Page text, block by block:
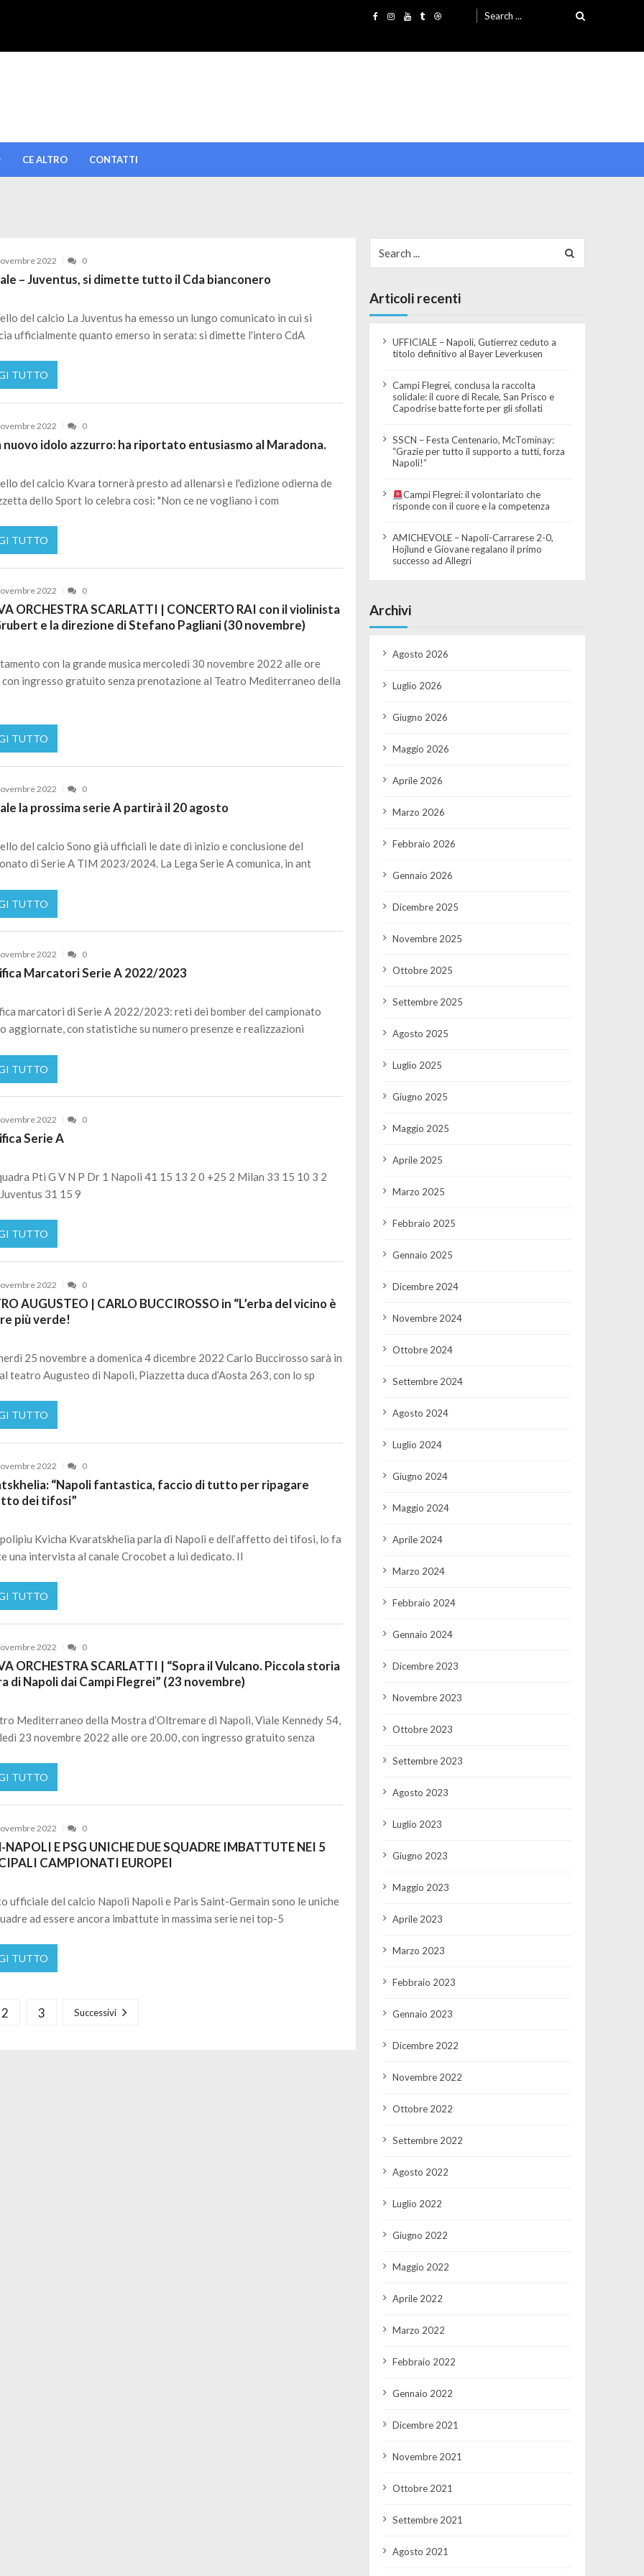
Search for:
CE ALTRO CONTATTI
2022 0
– Juventus, si dimette tutto il Cda bianconero
del calcio La Juventus ha emesso un lungo comunicato in cui si
ufficialmente quanto emerso in serata: si dimette l'intero CdA
TUTTO
2022 0
nuovo idolo azzurro: ha riportato entusiasmo al Maradona.
del calcio Kvara tornerà presto ad allenarsi e l'edizione odierna de
dello Sport lo celebra così: "Non ce ne vogliano i com
TUTTO
2022 0
ORCHESTRA SCARLATTI | CONCERTO RAI con il violinista
e la direzione di Stefano Pagliani (30 novembre)
con la grande musica mercoledì 30 novembre 2022 alle ore
con ingresso gratuito senza prenotazione al Teatro Mediterraneo della
TUTTO
2022 0
la prossima serie A partirà il 20 agosto
del calcio Sono già ufficiali le date di inizio e conclusione del
di Serie A TIM 2023/2024. La Lega Serie A comunica, in ant
TUTTO
2022 0
Marcatori Serie A 2022/2023
marcatori di Serie A 2022/2023: reti dei bomber del campionato
aggiornate, con statistiche su numero presenze e realizzazioni
TUTTO
2022 0
Serie A
Pti G V N P Dr 1 Napoli 41 15 13 2 0 +25 2 Milan 33 15 10 3 2
31 15 9
TUTTO
2022 0
AUGUSTEO | CARLO BUCCIROSSO in “L’erba del vicino è
più verde!
25 novembre a domenica 4 dicembre 2022 Carlo Buccirosso sarà in
teatro Augusteo di Napoli, Piazzetta duca d’Aosta 263, con lo sp
TUTTO
2022 0
“Napoli fantastica, faccio di tutto per ripagare
dei tifosi”
Kvicha Kvaratskhelia parla di Napoli e dell’affetto dei tifosi, lo fa
una intervista al canale Crocobet a lui dedicato. Il
TUTTO
2022 0
ORCHESTRA SCARLATTI | “Sopra il Vulcano. Piccola storia
di Napoli dai Campi Flegrei” (23 novembre)
Mediterraneo della Mostra d’Oltremare di Napoli, Viale Kennedy 54,
23 novembre 2022 alle ore 20.00, con ingresso gratuito senza
TUTTO
2022 0
NAPOLI E PSG UNICHE DUE SQUADRE IMBATTUTE NEI 5
CAMPIONATI EUROPEI
ufficiale del calcio Napoli Napoli e Paris Saint-Germain sono le uniche
ad essere ancora imbattute in massima serie nei top-5
TUTTO
2 3 Successivi
Articoli recenti
UFFICIALE – Napoli, Gutierrez ceduto a
titolo definitivo al Bayer Leverkusen
Campi Flegrei, conclusa la raccolta
solidale: il cuore di Recale, San Prisco e
Capodrise batte forte per gli sfollati
SSCN – Festa Centenario, McTominay:
“Grazie per tutto il supporto a tutti, forza
Napoli!”
Campi Flegrei: il volontariato che
risponde con il cuore e la competenza
AMICHEVOLE – Napoli-Carrarese 2-0,
Hojlund e Giovane regalano il primo
successo ad Allegri
Archivi
Agosto 2026
Luglio 2026
Giugno 2026
Maggio 2026
Aprile 2026
Marzo 2026
Febbraio 2026
Gennaio 2026
Dicembre 2025
Novembre 2025
Ottobre 2025
Settembre 2025
Agosto 2025
Luglio 2025
Giugno 2025
Maggio 2025
Aprile 2025
Marzo 2025
Febbraio 2025
Gennaio 2025
Dicembre 2024
Novembre 2024
Ottobre 2024
Settembre 2024
Agosto 2024
Luglio 2024
Giugno 2024
Maggio 2024
Aprile 2024
Marzo 2024
Febbraio 2024
Gennaio 2024
Dicembre 2023
Novembre 2023
Ottobre 2023
Settembre 2023
Agosto 2023
Luglio 2023
Giugno 2023
Maggio 2023
Aprile 2023
Marzo 2023
Febbraio 2023
Gennaio 2023
Dicembre 2022
Novembre 2022
Ottobre 2022
Settembre 2022
Agosto 2022
Luglio 2022
Giugno 2022
Maggio 2022
Aprile 2022
Marzo 2022
Febbraio 2022
Gennaio 2022
Dicembre 2021
Novembre 2021
Ottobre 2021
Settembre 2021
Agosto 2021